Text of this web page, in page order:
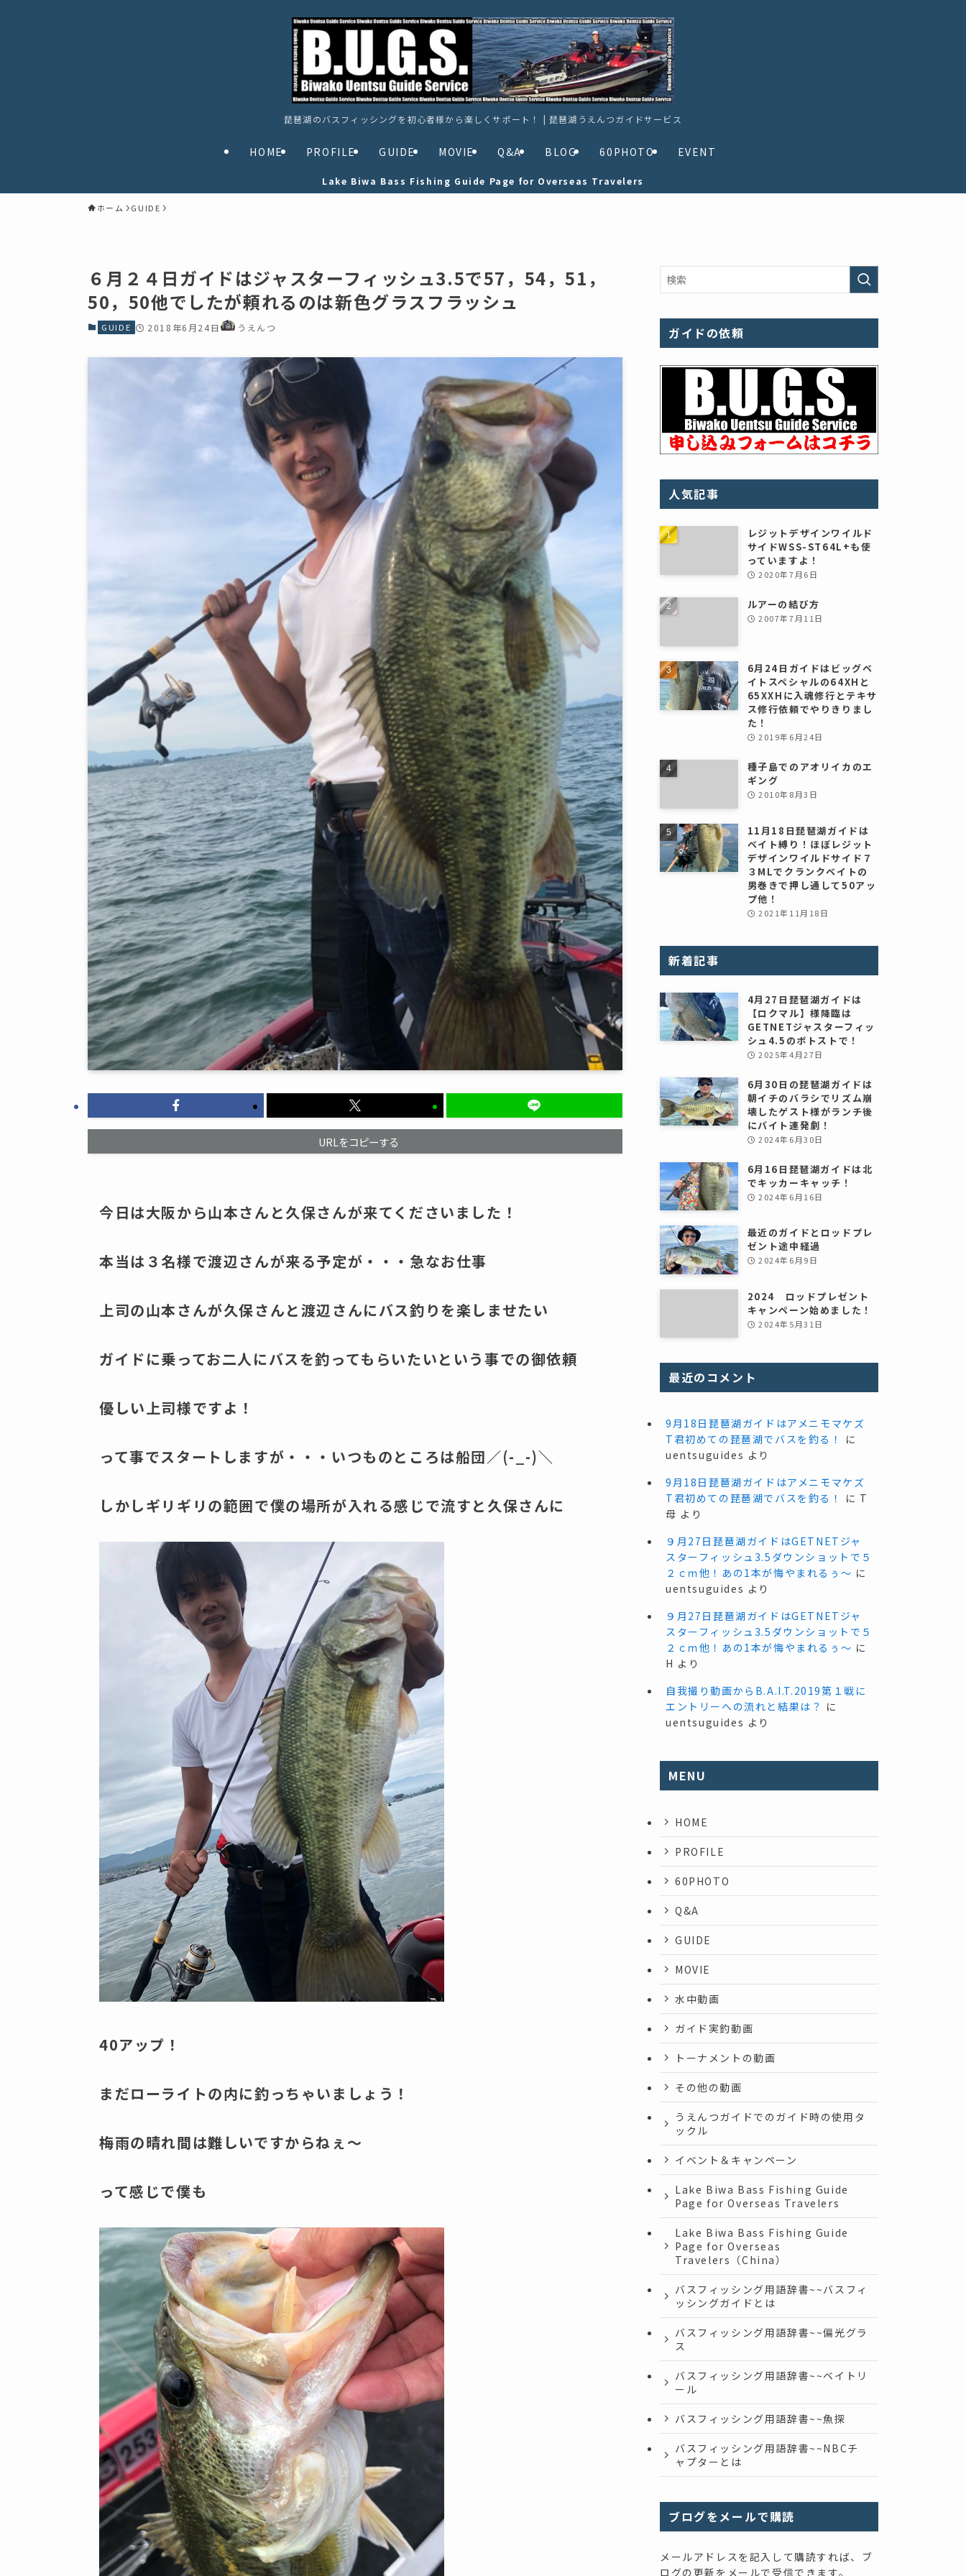
琵琶湖のバスフィッシングを初心者様から楽しくサポート！ | 琵琶湖うえんつガイドサービス
HOME PROFILE GUIDE MOVIE Q&A BLOG 60PHOTO EVENT
Lake Biwa Bass Fishing Guide Page for Overseas Travelers
ホーム GUIDE
６月２４日ガイドはジャスターフィッシュ3.5で57，54，51，
50，50他でしたが頼れるのは新色グラスフラッシュ
GUIDE 2018年6月24日 うえんつ
URLをコピーする
今日は大阪から山本さんと久保さんが来てくださいました！
本当は３名様で渡辺さんが来る予定が・・・急なお仕事
上司の山本さんが久保さんと渡辺さんにバス釣りを楽しませたい
ガイドに乗ってお二人にバスを釣ってもらいたいという事での御依頼
優しい上司様ですよ！
って事でスタートしますが・・・いつものところは船団／(-_-)＼
しかしギリギリの範囲で僕の場所が入れる感じで流すと久保さんに
40アップ！
まだローライトの内に釣っちゃいましょう！
梅雨の晴れ間は難しいですからねぇ～
って感じで僕も
ガイドの依頼
人気記事
レジットデザインワイルド
サイドWSS-ST64L+も使
っていますよ！
2020年7月6日
ルアーの結び方
2007年7月11日
6月24日ガイドはビッグベ
イトスペシャルの64XHと
65XXHに入魂修行とテキサ
ス修行依頼でやりきりまし
た！
2019年6月24日
種子島でのアオリイカのエ
ギング
2010年8月3日
11月18日琵琶湖ガイドは
ベイト縛り！ほぼレジット
デザインワイルドサイド７
３MLでクランクベイトの
男巻きで押し通して50アッ
プ他！
2021年11月18日
新着記事
4月27日琵琶湖ガイドは
【ロクマル】様降臨は
GETNETジャスターフィッ
シュ4.5のボトストで！
2025年4月27日
6月30日の琵琶湖ガイドは
朝イチのバラシでリズム崩
壊したゲスト様がランチ後
にバイト連発劇！
2024年6月30日
6月16日琵琶湖ガイドは北
でキッカーキャッチ！
2024年6月16日
最近のガイドとロッドプレ
ゼント途中経過
2024年6月9日
2024 ロッドプレゼント
キャンペーン始めました！
2024年5月31日
最近のコメント
9月18日琵琶湖ガイドはアメニモマケズ
T君初めての琵琶湖でバスを釣る！
に
uentsuguides より
9月18日琵琶湖ガイドはアメニモマケズ
T君初めての琵琶湖でバスを釣る！
に T
母 より
９月27日琵琶湖ガイドはGETNETジャ
スターフィッシュ3.5ダウンショットで５
２ｃｍ他！あの1本が悔やまれるぅ～ に
uentsuguides より
９月27日琵琶湖ガイドはGETNETジャ
スターフィッシュ3.5ダウンショットで５
２ｃｍ他！あの1本が悔やまれるぅ～ に
H より
自我撮り動画からB.A.I.T.2019第１戦に
エントリーへの流れと結果は？ に
uentsuguides より
MENU
HOME
PROFILE
60PHOTO
Q&A
GUIDE
MOVIE
水中動画
ガイド実釣動画
トーナメントの動画
その他の動画
うえんつガイドでのガイド時の使用タ
ックル
イベント＆キャンペーン
Lake Biwa Bass Fishing Guide
Page for Overseas Travelers
Lake Biwa Bass Fishing Guide
Page for Overseas
Travelers（China）
バスフィッシング用語辞書~~バスフィ
ッシングガイドとは
バスフィッシング用語辞書~~偏光グラ
ス
バスフィッシング用語辞書~~ベイトリ
ール
バスフィッシング用語辞書~~魚探
バスフィッシング用語辞書~~NBCチ
ャプターとは
ブログをメールで購読
メールアドレスを記入して購読すれば、ブ
ログの更新をメールで受信できます。